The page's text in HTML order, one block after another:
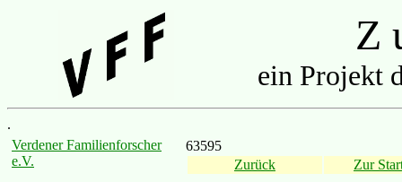
Z
ein Projekt
.
Verdener Familienforscher
e.V.
63595
Zurück
Zur